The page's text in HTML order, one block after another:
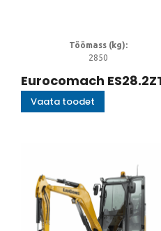
Töömass (kg):
2850
Eurocomach
Vaata toodet